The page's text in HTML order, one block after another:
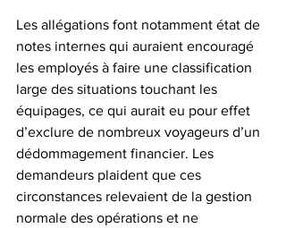
Les allégations font notamment état de
notes internes qui auraient encouragé
les employés à faire une classification
large des situations touchant les
équipages, ce qui aurait eu pour effet
d’exclure de nombreux voyageurs d’un
dédommagement financier. Les
demandeurs plaident que ces
circonstances relevaient de la gestion
normale des opérations et ne